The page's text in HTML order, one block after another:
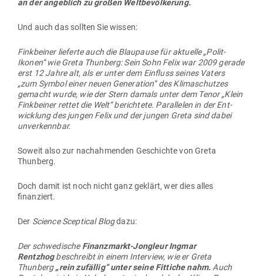
Schüler mit großen Streiks während der Unter­richtszeit zu
instru­men­ta­li­sieren, geboren worden.
fälle wie Greta Thunberg sehr gelegen.
Greta stammt zudem aus einer wohl­ha­benden und
berühmten Familie in Schweden und ist über sieben Ecken
mit dem Kli­ma­for­scher und Nobel­preis­träger Svante
Arrhenius ver­wandt, der 1895 eine der ersten Theorien zum
Treib­haus­effekt vor­stellte.Auch das kommt sehr gelegen.
Und wie sieht es in Deutschland aus:
falls von Polit­profis unterstützt.
dentin Luisa-Marie Neu­bauer aus Hamburg/ Berlin werden
eben­falls als Licht­ge­stalten des Pro­testes gefeiert – sie sind
visten der jungen Grünen.Neu­bauer bekam von der
nahen Heinrich-Böll-Stiftung sogar ihr Sti­pendium für die
Göt­tinger Uni –als Dan­ke­schön für erfolg­reiche Polit-